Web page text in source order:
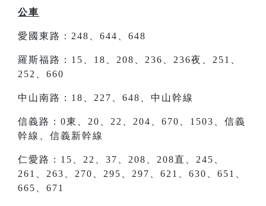
公車
愛國東路：248、644、648
羅斯福路：15、18、208、236、236夜、251、
252、660
中山南路：18、227、648、中山幹線
信義路：0東、20、22、204、670、1503、信義
幹線、信義新幹線
仁愛路：15、22、37、208、208直、245、
261、263、270、295、297、621、630、651、
665、671